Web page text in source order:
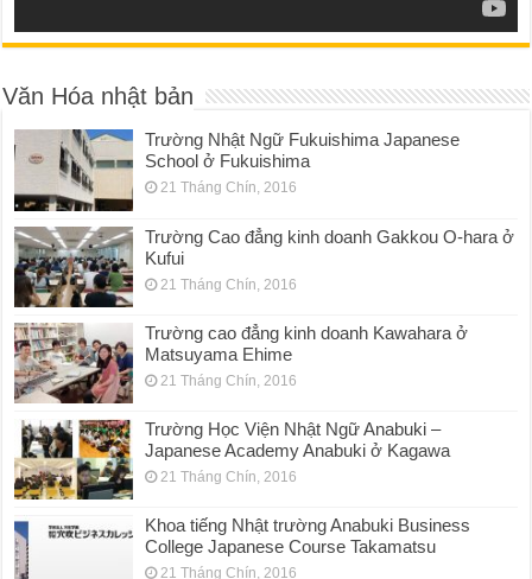
Văn Hóa nhật bản
Trường Nhật Ngữ Fukuishima Japanese
School ở Fukuishima
21 Tháng Chín, 2016
Trường Cao đẳng kinh doanh Gakkou O-hara ở
Kufui
21 Tháng Chín, 2016
Trường cao đẳng kinh doanh Kawahara ở
Matsuyama Ehime
21 Tháng Chín, 2016
Trường Học Viện Nhật Ngữ Anabuki –
Japanese Academy Anabuki ở Kagawa
21 Tháng Chín, 2016
Khoa tiếng Nhật trường Anabuki Business
College Japanese Course Takamatsu
21 Tháng Chín, 2016